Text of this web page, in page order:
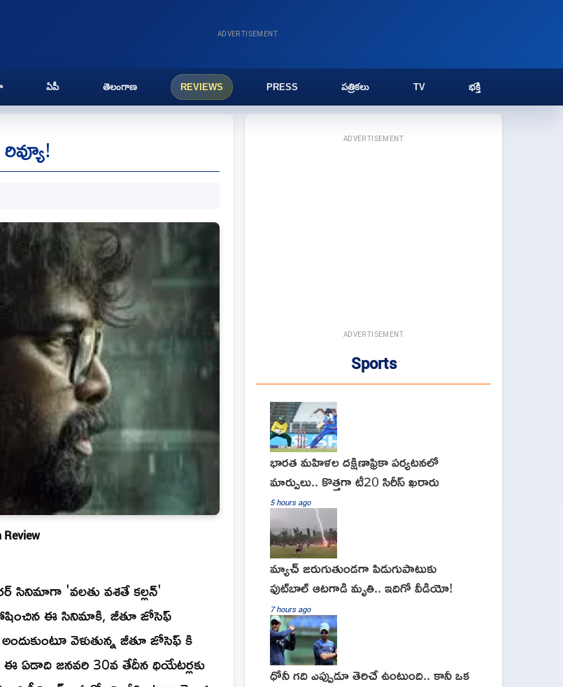
ADVERTISEMENT
ఏపీ తెలంగాణ REVIEWS PRESS పత్రికలు TV భక్తి
సినిమాగా 'వలతు వశతే కల్లన్'
పోషించిన ఈ సినిమాకి, జీతూ జోసెఫ్
వెళుతున్న జీతూ జోసెఫ్ కి
జనవరి 30వ తేదీన థియేటర్లకు
ADVERTISEMENT
ADVERTISEMENT
Sports
భారత మహిళల దక్షిణాఫ్రికా పర్యటనలో
మార్పులు.. కొత్తగా టీ20 సిరీస్ ఖరారు
5 hours ago
మ్యాచ్ జరుగుతుండగా పిడుగుపాటుకు
ఫుట్‌బాల్ ఆటగాడి మృతి.. ఇదిగో వీడియో!
7 hours ago
ధోనీ గది ఎప్పుడూ తెరిచే ఉంటుంది.. కానీ ఒక